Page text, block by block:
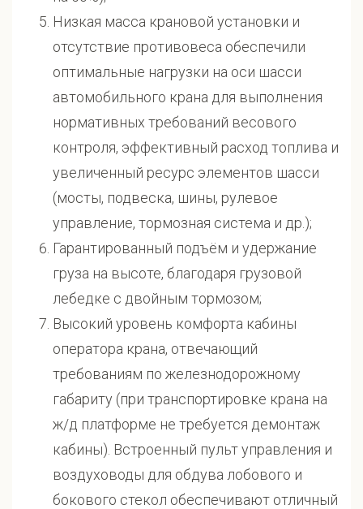
Низкая масса крановой установки и
отсутствие противовеса обеспечили
оптимальные нагрузки на оси шасси
автомобильного крана для выполнения
нормативных требований весового
контроля, эффективный расход топлива и
увеличенный ресурс элементов шасси
(мосты, подвеска, шины, рулевое
управление, тормозная система и др.);
Гарантированный подъём и удержание
груза на высоте, благодаря грузовой
лебедке с двойным тормозом;
Высокий уровень комфорта кабины
оператора крана, отвечающий
требованиям по железнодорожному
габариту (при транспортировке крана на
ж/д платформе не требуется демонтаж
кабины). Встроенный пульт управления и
воздуховоды для обдува лобового и
бокового стекол обеспечивают отличный